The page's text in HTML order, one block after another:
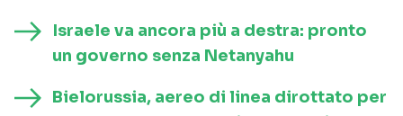
Israele va ancora più a destra: pronto
un governo senza Netanyahu
Bielorussia, aereo di linea dirottato per